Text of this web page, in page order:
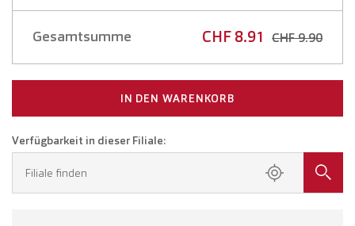
Gesamtsumme CHF 8.91 CHF 9.90
IN DEN WARENKORB
Verfügbarkeit in dieser Filiale:
Filiale finden